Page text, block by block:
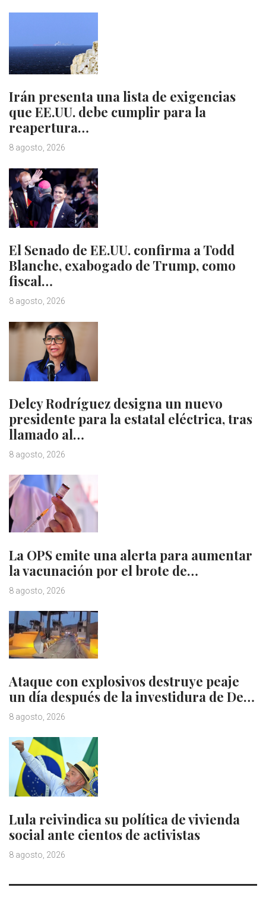
Irán presenta una lista de exigencias
que EE.UU. debe cumplir para la
reapertura…
8 agosto, 2026
El Senado de EE.UU. confirma a Todd
Blanche, exabogado de Trump, como
fiscal…
8 agosto, 2026
Delcy Rodríguez designa un nuevo
presidente para la estatal eléctrica, tras
llamado al…
8 agosto, 2026
La OPS emite una alerta para aumentar
la vacunación por el brote de…
8 agosto, 2026
Ataque con explosivos destruye peaje
un día después de la investidura de De…
8 agosto, 2026
Lula reivindica su política de vivienda
social ante cientos de activistas
8 agosto, 2026